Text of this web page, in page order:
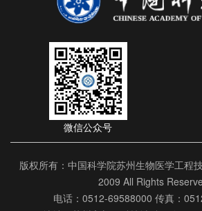
微信公众号
版权所有：中国科学院苏州生物医学工程
2009 All Rights
电话：0512-69588000 传真：